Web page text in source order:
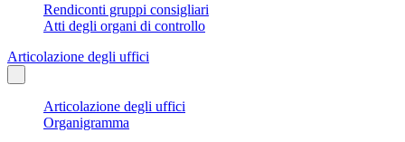
Rendiconti gruppi consigliari
Atti degli organi di controllo
Articolazione degli uffici
Articolazione degli uffici
Organigramma